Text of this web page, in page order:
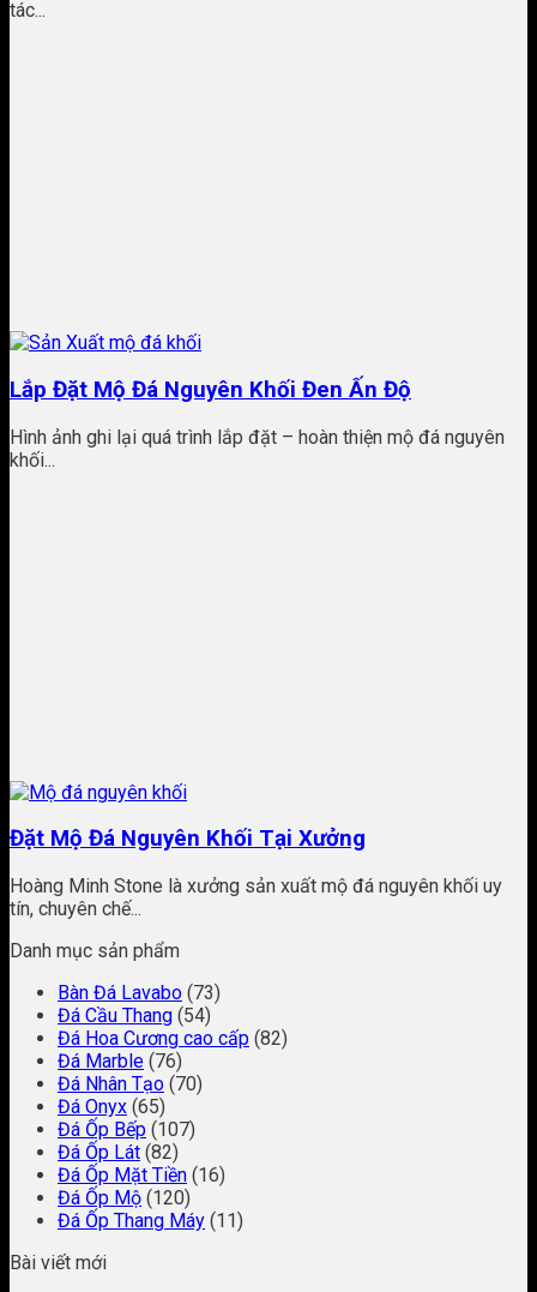
tác...
Lắp Đặt Mộ Đá Nguyên Khối Đen Ấn Độ
Hình ảnh ghi lại quá trình lắp đặt – hoàn thiện mộ đá nguyên
khối...
Đặt Mộ Đá Nguyên Khối Tại Xưởng
Hoàng Minh Stone là xưởng sản xuất mộ đá nguyên khối uy
tín, chuyên chế...
Danh mục sản phẩm
Bàn Đá Lavabo (73)
Đá Cầu Thang (54)
Đá Hoa Cương cao cấp (82)
Đá Marble (76)
Đá Nhân Tạo (70)
Đá Onyx (65)
Đá Ốp Bếp (107)
Đá Ốp Lát (82)
Đá Ốp Mặt Tiền (16)
Đá Ốp Mộ (120)
Đá Ốp Thang Máy (11)
Bài viết mới